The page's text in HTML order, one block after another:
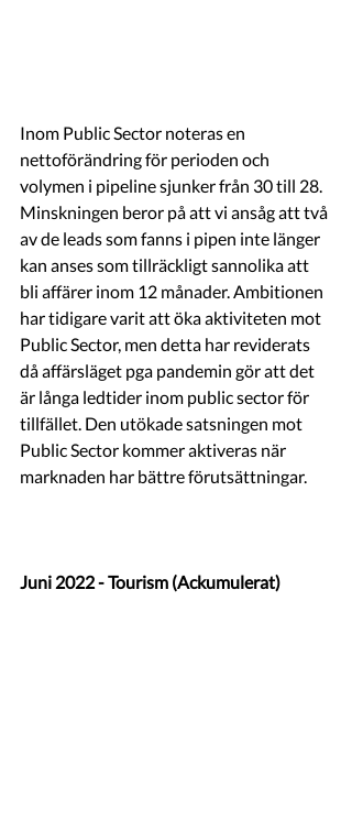
Inom Public Sector noteras en
nettoförändring för perioden och
volymen i pipeline sjunker från 30 till 28.
Minskningen beror på att vi ansåg att två
av de leads som fanns i pipen inte länger
kan anses som tillräckligt sannolika att
bli affärer inom 12 månader. Ambitionen
har tidigare varit att öka aktiviteten mot
Public Sector, men detta har reviderats
då affärsläget pga pandemin gör att det
är långa ledtider inom public sector för
tillfället. Den utökade satsningen mot
Public Sector kommer aktiveras när
marknaden har bättre förutsättningar.
Juni 2022 - Tourism (Ackumulerat)